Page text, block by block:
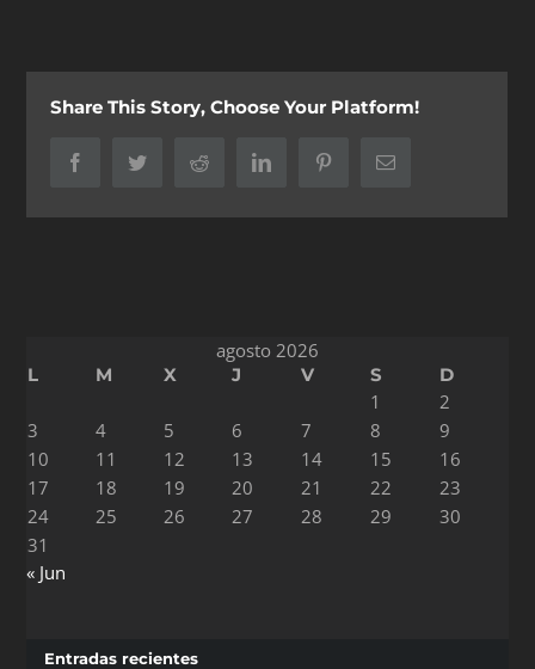
Share This Story, Choose Your Platform!
FacebookTwitter Reddit LinkedIn PinterestCorreo
agosto 2026
L M X J V S D
1
2
3
4 5 6 7 8
9
10
11 12 13 14 15
16
17
18 19 20 21 22
23
24
25 26 27 28 29
30
31
« Jun
Entradas recientes